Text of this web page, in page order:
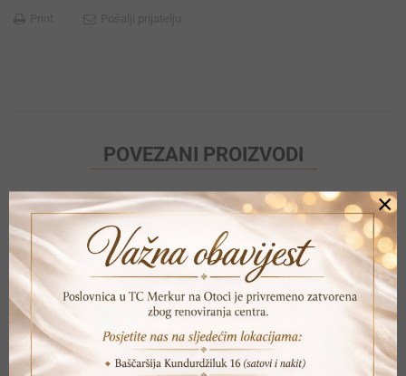
POVEZANI PROIZVODI
×